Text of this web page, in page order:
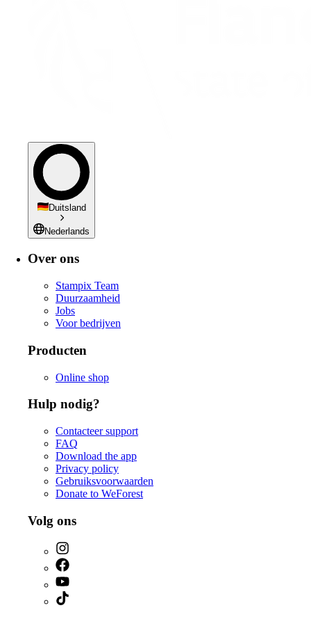
Duitsland
Nederlands
Over ons
Stampix Team
Duurzaamheid
Jobs
Voor bedrijven
Producten
Online shop
Hulp nodig?
Contacteer support
FAQ
Download the app
Privacy policy
Gebruiksvoorwaarden
Donate to WeForest
Volg ons